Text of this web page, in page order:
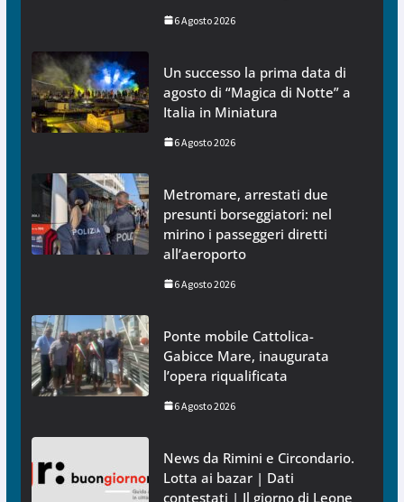
6 Agosto 2026
Un successo la prima data di
agosto di “Magica di Notte” a
Italia in Miniatura
6 Agosto 2026
Metromare, arrestati due
presunti borseggiatori: nel
mirino i passeggeri diretti
all’aeroporto
6 Agosto 2026
Ponte mobile Cattolica-
Gabicce Mare, inaugurata
l’opera riqualificata
6 Agosto 2026
News da Rimini e Circondario.
Lotta ai bazar | Dati
contestati | Il giorno di Leone